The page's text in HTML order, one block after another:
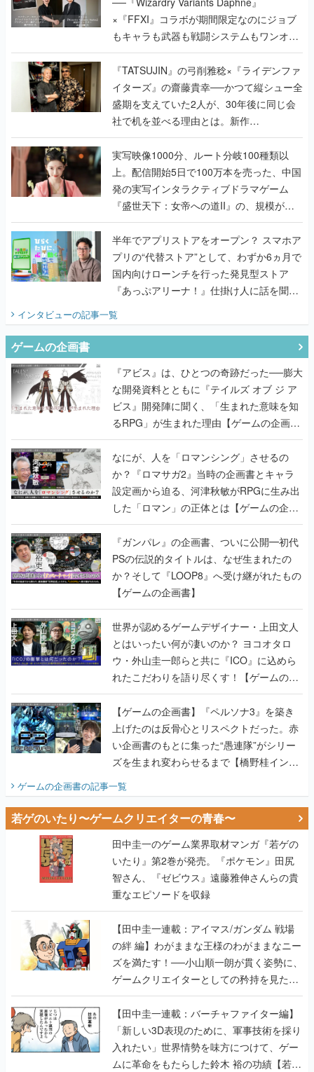
×『FFXI』コラボが期間限定なのにジョブ
もキャラも武器も戦闘システムもワンオフ
で作り込まれた理由を両ディレクターに聞
く
『TATSUJIN』の弓削雅稔×『ライデンファ
イターズ』の齋藤貴幸──かつて縦シュー全
盛期を支えていた2人が、30年後に同じ会
社で机を並べる理由とは。新作
『TATSUJIN EXTREME』で初タッグを組
んだレジェンド2人に訊く開発秘話
実写映像1000分、ルート分岐100種類以
上。配信開始5日で100万本を売った、中国
発の実写インタラクティブドラマゲーム
『盛世天下：女帝への道II』の、規模が違
うこだわりをプロデューサーに聞いた
半年でアプリストアをオープン？ スマホア
プリの“代替ストア”として、わずか6ヵ月で
国内向けローンチを行った発見型ストア
『あっぷアリーナ！』仕掛け人に話を聞い
てみた
インタビューの記事一覧
ゲームの企画書
『アビス』は、ひとつの奇跡だった──膨大
な開発資料とともに『テイルズ オブ ジ ア
ビス』開発陣に聞く、「生まれた意味を知
るRPG」が生まれた理由【ゲームの企画
書】
なにが、人を「ロマンシング」させるの
か？『ロマサガ2』当時の企画書とキャラ
設定画から迫る、河津秋敏がRPGに生み出
した「ロマン」の正体とは【ゲームの企画
書】
『ガンパレ』の企画書、ついに公開━初代
PSの伝説的タイトルは、なぜ生まれたの
か？そして『LOOP8』へ受け継がれたもの
【ゲームの企画書】
世界が認めるゲームデザイナー・上田文人
とはいったい何が凄いのか？ ヨコオタロ
ウ・外山圭一郎らと共に『ICO』に込めら
れたこだわりを語り尽くす！【ゲームの企
画書】
【ゲームの企画書】『ペルソナ3』を築き
上げたのは反骨心とリスペクトだった。赤
い企画書のもとに集った“愚連隊”がシリー
ズを生まれ変わらせるまで【橋野桂インタ
ビュー】
ゲームの企画書の記事一覧
若ゲのいたり〜ゲームクリエイターの青春〜
田中圭一のゲーム業界取材マンガ『若ゲの
いたり』第2巻が発売。『ポケモン』田尻
智さん、『ゼビウス』遠藤雅伸さんらの貴
重なエピソードを収録
【田中圭一連載：アイマス/ガンダム 戦場
の絆 編】わがままな王様のわがままなニー
ズを満たす！──小山順一朗が貫く姿勢に、
ゲームクリエイターとしての矜持を見た
【若ゲのいたり最終回】
【田中圭一連載：バーチャファイター編】
「新しい3D表現のために、軍事技術を採り
入れたい」世界情勢を味方につけて、ゲー
ムに革命をもたらした鈴木 裕の功績【若ゲ